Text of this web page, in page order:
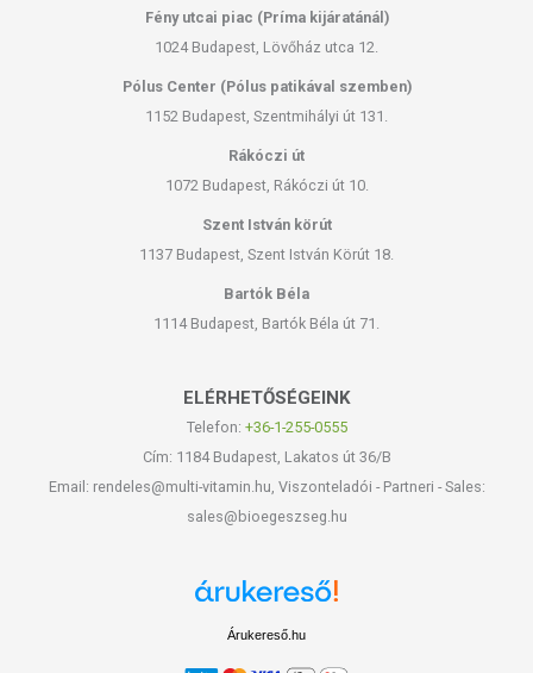
Fény utcai piac (Príma kijáratánál)
1024 Budapest, Lövőház utca 12.
Pólus Center (Pólus patikával szemben)
1152 Budapest, Szentmihályi út 131.
Rákóczi út
1072 Budapest, Rákóczi út 10.
Szent István körút
1137 Budapest, Szent István Körút 18.
Bartók Béla
1114 Budapest, Bartók Béla út 71.
ELÉRHETŐSÉGEINK
Telefon: +36-1-255-0555
Cím: 1184 Budapest, Lakatos út 36/B
Email: rendeles@multi-vitamin.hu, Viszonteladói - Partneri - Sales:
sales@bioegeszseg.hu
Árukereső.hu